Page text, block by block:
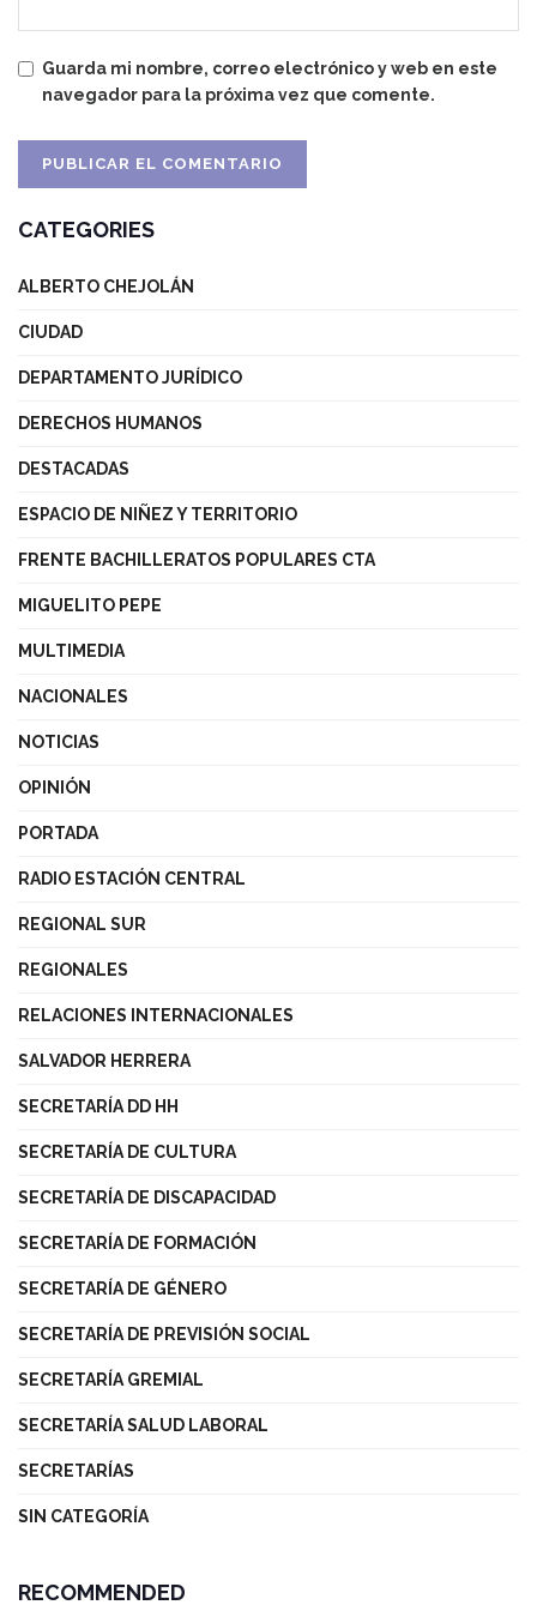
Guarda mi nombre, correo electrónico y web en este
navegador para la próxima vez que comente.
CATEGORIES
ALBERTO CHEJOLÁN
CIUDAD
DEPARTAMENTO JURÍDICO
DERECHOS HUMANOS
DESTACADAS
ESPACIO DE NIÑEZ Y TERRITORIO
FRENTE BACHILLERATOS POPULARES CTA
MIGUELITO PEPE
MULTIMEDIA
NACIONALES
NOTICIAS
OPINIÓN
PORTADA
RADIO ESTACIÓN CENTRAL
REGIONAL SUR
REGIONALES
RELACIONES INTERNACIONALES
SALVADOR HERRERA
SECRETARÍA DD HH
SECRETARÍA DE CULTURA
SECRETARÍA DE DISCAPACIDAD
SECRETARÍA DE FORMACIÓN
SECRETARÍA DE GÉNERO
SECRETARÍA DE PREVISIÓN SOCIAL
SECRETARÍA GREMIAL
SECRETARÍA SALUD LABORAL
SECRETARÍAS
SIN CATEGORÍA
RECOMMENDED